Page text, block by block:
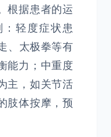
根据患者的运
轻度症状患
、太极拳等有
能力；中重度
主，如关节活
肢体按摩，预